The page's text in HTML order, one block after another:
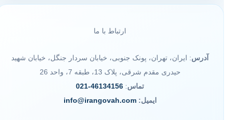
ارتباط با ما
آدرس: ایران، تهران، پونک جنوبی، خیابان سردار جنگل، خیابان شهید
حیدری مقدم شرقی، پلاک 13، طبقه 7، واحد 26
تماس:
46134156-021
ایمیل: info@irangovah.com